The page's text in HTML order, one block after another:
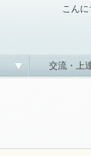
こん
交流・上